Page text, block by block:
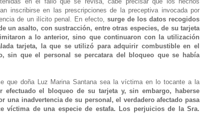
inscribirse en las prescripciones de la preceptiva invocada por
de un ilícito penal. En efecto, surge de los datos recogidos
un asalto, con sustracción, entre otras especies, de su tarjeta
a lo anterior, sino que continuaron con la utilización
tarjeta, la que se utilizó para adquirir combustible en el
sin que el personal se percatara del bloqueo que se había
que doña Luz Marina Santana sea la víctima en lo tocante a la
efectuado el bloqueo de su tarjeta y, sin embargo, haberse
una inadvertencia de su personal, el verdadero afectado pasa
víctima de una especie de estafa. Los perjuicios de la Sra.